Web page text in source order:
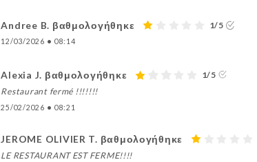
Andree B. βαθμολογήθηκε 1/5
12/03/2026 • 08:14
Alexia J. βαθμολογήθηκε
1/5
Restaurant fermé !!!!!!!
25/02/2026 • 08:21
JEROME OLIVIER T. βαθμολογήθηκε
LE RESTAURANT EST FERME!!!!